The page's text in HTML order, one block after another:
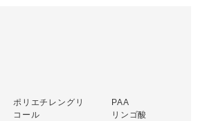
ポリエチレングリ
コール
PAA
リンゴ酸